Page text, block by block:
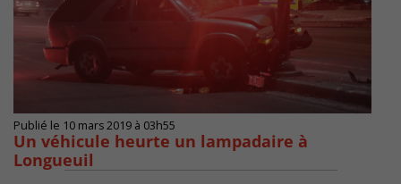
Publié le 10 mars 2019 à 03h55
Un véhicule heurte un lampadaire à
Longueuil